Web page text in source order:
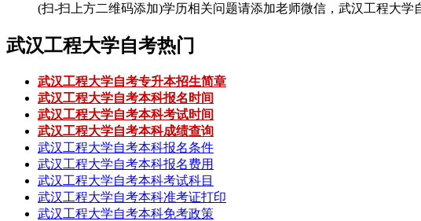
(扫-扫上方二维码添加)学历相关问题请添加老师微信，武汉工程大学
武汉工程大学自考热门
武汉工程大学自考专升本招生简章
武汉工程大学自考本科报名时间
武汉工程大学自考本科考试时间
武汉工程大学自考本科成绩查询
武汉工程大学自考本科报名条件
武汉工程大学自考本科报名费用
武汉工程大学自考本科考试科目
武汉工程大学自考本科准考证打印
武汉工程大学自考本科免考政策